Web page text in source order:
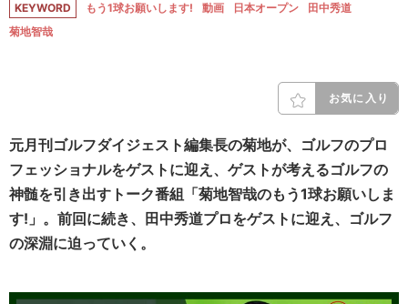
KEYWORD もう1球お願いします! 動画 日本オープン
田中秀道
菊地智哉
お気に入り
元月刊ゴルフダイジェスト編集長の菊地が、ゴルフのプロ
フェッショナルをゲストに迎え、ゲストが考えるゴルフの
神髄を引き出すトーク番組「菊地智哉のもう1球お願いしま
す!」。前回に続き、田中秀道プロをゲストに迎え、ゴルフ
の深淵に迫っていく。